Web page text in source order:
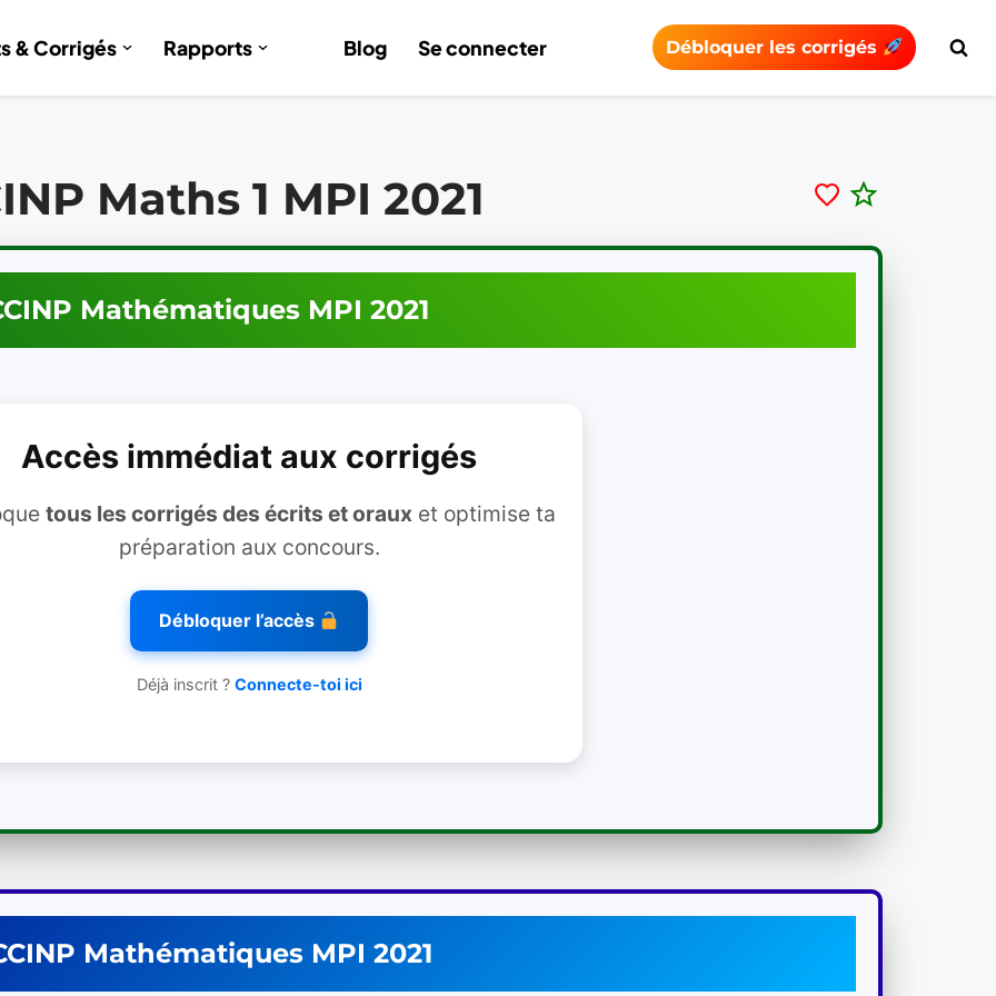
& Corrigés Rapports Blog Se connecter Débloquer les corrigés
Maths 1 MPI 2021
Mathématiques MPI 2021
Accès immédiat aux corrigés
tous les corrigés des écrits et orauxet optimise ta
préparation aux concours.
Débloquer l’accès
Déjà inscrit ? Connecte-toi ici
Mathématiques MPI 2021